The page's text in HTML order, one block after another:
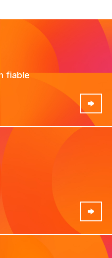
pour vous.
View the screencast
fiable